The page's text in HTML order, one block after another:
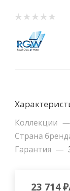
Коллекции —
Страна
Гарантия —
23 714₽